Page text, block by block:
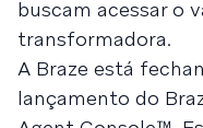
buscam acessar o
transformadora.
A Braze está
lançamento do